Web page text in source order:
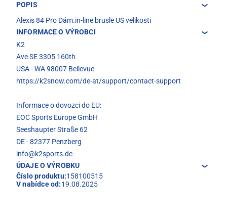
POPIS
Alexis 84 Pro Dám.in-line brusle US velikosti
INFORMACE O VÝROBCI
K2
Ave SE 3305 160th
USA - WA 98007 Bellevue
https://k2snow.com/de-at/support/contact-support
Informace o dovozci do EU:
EOC Sports Europe GmbH
Seeshaupter Straße 62
DE - 82377 Penzberg
info@k2sports.de
ÚDAJE O VÝROBKU
Číslo produktu:158100515
V nabídce od:19.08.2025